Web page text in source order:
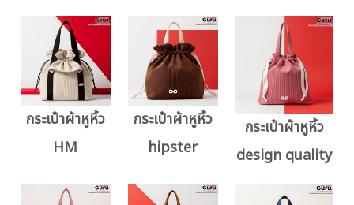
กระเป๋าผ้าหูหิ้ว
HM
กระเป๋าผ้าหูหิ้ว
hipster
กระเป๋าผ้าหูหิ้ว
design quality